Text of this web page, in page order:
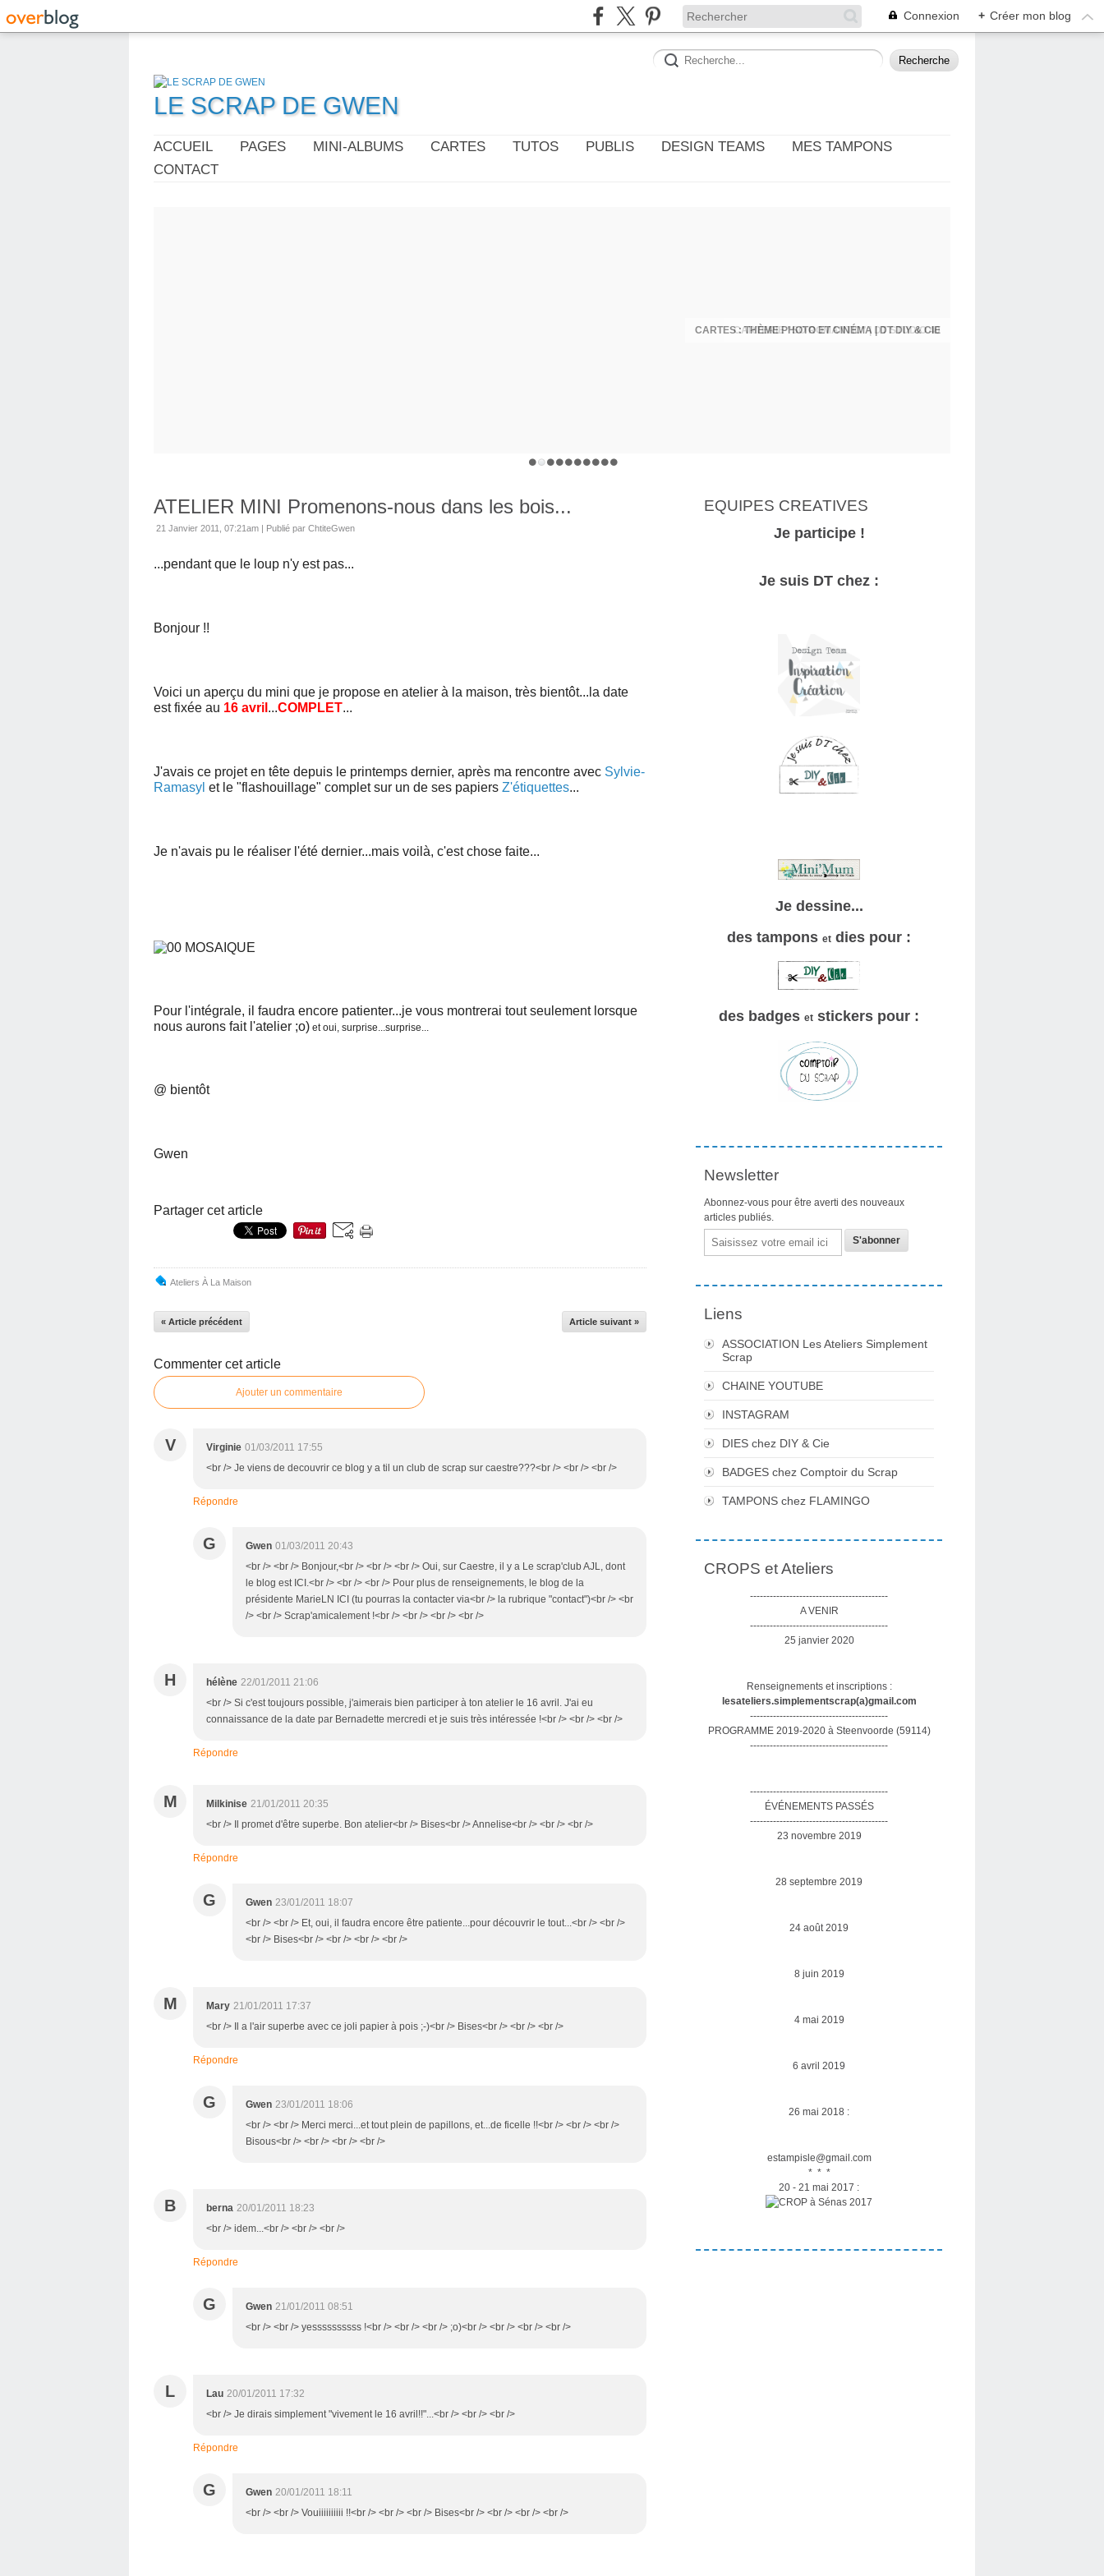
Connexion + Créer mon blog
LE SCRAP DE GWEN
ACCUEIL PAGES MINI-ALBUMS CARTES TUTOS PUBLIS DESIGN TEAMS
MES TAMPONS
CONTACT
CARTES : THÈME PHOTO ET CINÉMA | DT DIY & CIE
ATELIER MINI Promenons-nous dans les bois...
21 Janvier 2011, 07:21am | Publié par ChtiteGwen
...pendant que le loup n'y est pas...
Bonjour !!
Voici un aperçu du mini que je propose en atelier à la maison, très bientôt...la date
est fixée au 16 avril ...COMPLET...
J'avais ce projet en tête depuis le printemps dernier, après ma rencontre avec Sylvie-
Ramasyl et le "flashouillage" complet sur un de ses papiers Z'étiquettes...
Je n'avais pu le réaliser l'été dernier...mais voilà, c'est chose faite...
Pour l'intégrale, il faudra encore patienter...je vous montrerai tout seulement lorsque
nous aurons fait l'atelier ;o) et oui, surprise...surprise...
@ bientôt
Gwen
Partager cet article
Ateliers À La Maison
« Article précédent Article suivant »
Commenter cet article
Ajouter un commentaire
V Virginie 01/03/2011 17:55
<br /> Je viens de decouvrir ce blog y a til un club de scrap sur caestre???<br /> <br /> <br />
Répondre
G Gwen 01/03/2011 20:43
<br /> <br /> Bonjour,<br /> <br /> <br /> Oui, sur Caestre, il y a Le scrap'club AJL, dont
le blog est ICI.<br /> <br /> <br /> Pour plus de renseignements, le blog de la
présidente MarieLN ICI (tu pourras la contacter via<br /> la rubrique "contact")<br /> <br
/> <br /> Scrap'amicalement !<br /> <br /> <br /> <br />
H hélène 22/01/2011 21:06
<br /> Si c'est toujours possible, j'aimerais bien participer à ton atelier le 16 avril. J'ai eu
connaissance de la date par Bernadette mercredi et je suis très intéressée !<br /> <br /> <br />
Répondre
M Milkinise 21/01/2011 20:35
<br /> Il promet d'être superbe. Bon atelier<br /> Bises<br /> Annelise<br /> <br /> <br />
Répondre
G Gwen 23/01/2011 18:07
<br /> <br /> Et, oui, il faudra encore être patiente...pour découvrir le tout...<br /> <br />
<br /> Bises<br /> <br /> <br /> <br />
M Mary 21/01/2011 17:37
<br /> Il a l'air superbe avec ce joli papier à pois ;-)<br /> Bises<br /> <br /> <br />
Répondre
G Gwen 23/01/2011 18:06
<br /> <br /> Merci merci...et tout plein de papillons, et...de ficelle !!<br /> <br /> <br />
Bisous<br /> <br /> <br /> <br />
B berna 20/01/2011 18:23
<br /> idem...<br /> <br /> <br />
Répondre
G Gwen 21/01/2011 08:51
<br /> <br /> yessssssssss !<br /> <br /> <br /> ;o)<br /> <br /> <br /> <br />
L Lau 20/01/2011 17:32
<br /> Je dirais simplement "vivement le 16 avril!!"...<br /> <br /> <br />
Répondre
G Gwen 20/01/2011 18:11
<br /> <br /> Vouiiiiiiiiii !!<br /> <br /> <br /> Bises<br /> <br /> <br /> <br />
EQUIPES CREATIVES
Je participe !
Je suis DT chez :
Je dessine...
des tampons et dies pour :
des badges et stickers pour :
Newsletter
Abonnez-vous pour être averti des nouveaux
articles publiés.
Email
Liens
ASSOCIATION Les Ateliers Simplement
Scrap
CHAINE YOUTUBE
INSTAGRAM
DIES chez DIY & Cie
BADGES chez Comptoir du Scrap
TAMPONS chez FLAMINGO
CROPS et Ateliers
------------------------------------------
A VENIR
------------------------------------------
25 janvier 2020
Renseignements et inscriptions :
lesateliers.simplementscrap(a)gmail.com
------------------------------------------
PROGRAMME 2019-2020 à Steenvoorde (59114)
------------------------------------------
------------------------------------------
ÉVÉNEMENTS PASSÉS
------------------------------------------
23 novembre 2019
28 septembre 2019
24 août 2019
8 juin 2019
4 mai 2019
6 avril 2019
26 mai 2018 :
estampisle@gmail.com
* * *
20 - 21 mai 2017 :